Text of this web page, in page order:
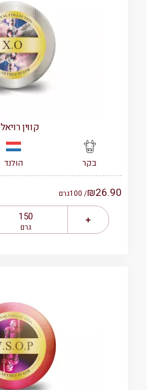
קווין רויאל XO
בקר הולנד
₪26.90
/ 100 גרם
גרם